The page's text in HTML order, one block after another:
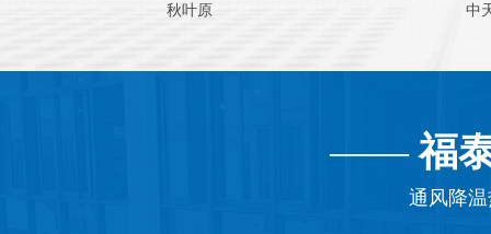
秋叶原 中
——福
通风降